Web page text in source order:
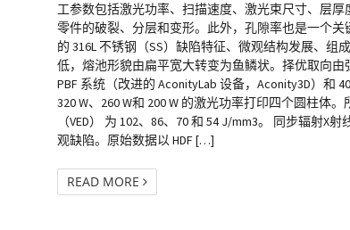
工参数包括激光功率、扫描速度、激光束尺寸、层
零件的破裂、分层和变形。此外，孔隙率也是一个
的 316L 不锈钢（SS）缺陷特征、微观结构发展、
低，熔池形貌由扁平宽大转变为鱼鳞状。择优取向由
PBF 系统（改进的 AconityLab 设备，Aconity3D）和
320 W、260 W和 200 W 的激光功率打印四个圆柱体
（VED） 为 102、86、70 和 54 J/mm3。 同步辐射
观缺陷。原始数据以 HDF […]
READ MORE